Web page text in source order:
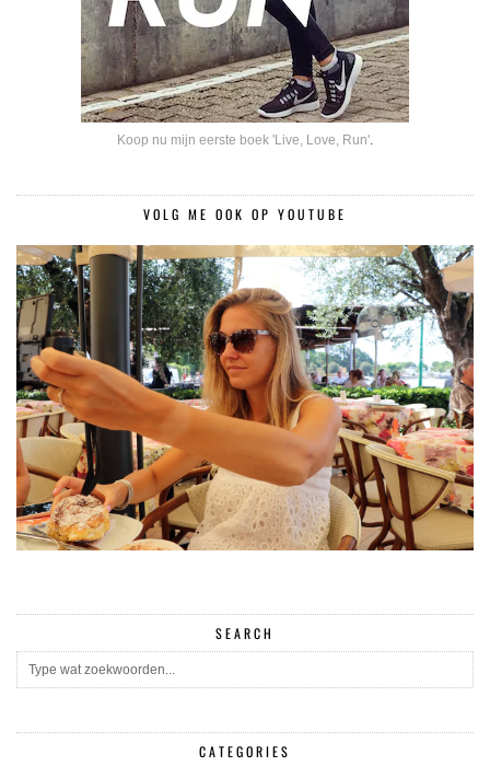
Koop nu mijn eerste boek 'Live, Love, Run'.
VOLG ME OOK OP YOUTUBE
SEARCH
CATEGORIES